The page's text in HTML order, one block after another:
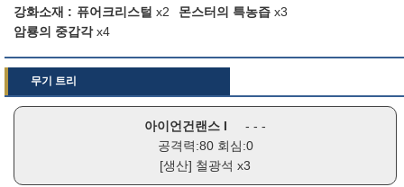
강화소재
퓨어크리스털 x2 몬스터의 특농즙 x3
암룡의 중갑각x4
무기 트리
아이언건랜스 I
- - -
공격력:80 회심:0
[생산] 철광석 x3